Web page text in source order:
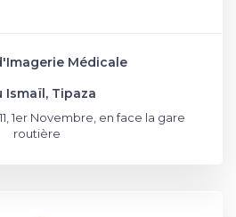
Médicale
Ismaïl, Tipaza
1er Novembre, en face la gare
routière